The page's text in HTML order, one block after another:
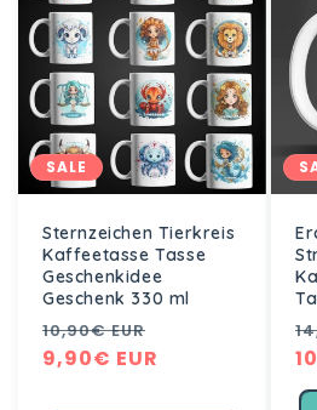
SALE
Sternzeichen Tierkreis
Kaffeetasse Tasse
Geschenkidee
Geschenk 330 ml
Normaler
Preis
10,90€ EUR
Verkaufspreis
9,90€ EUR